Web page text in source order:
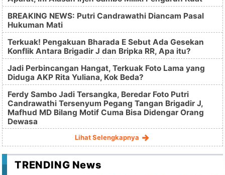
BREAKING NEWS: Putri Candrawathi Diancam Pasal
Hukuman Mati
Terkuak! Pengakuan Bharada E Sebut Ada Gesekan
Konflik Antara Brigadir J dan Bripka RR, Apa itu?
Jadi Perbincangan Hangat, Terkuak Foto Lama yang
Diduga AKP Rita Yuliana, Kok Beda?
Ferdy Sambo Jadi Tersangka, Beredar Foto Putri
Candrawathi Tersenyum Pegang Tangan Brigadir J,
Mafhud MD Bilang Motif Cuma Bisa Didengar Orang
Dewasa
Lihat Selengkapnya
TRENDING News